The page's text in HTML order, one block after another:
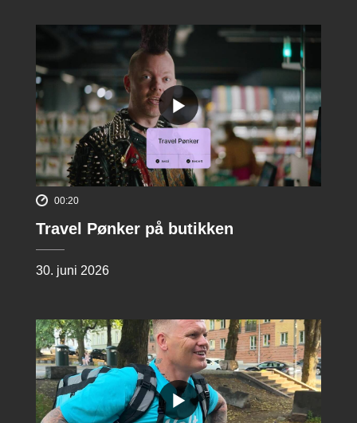
00:20
Travel Pønker på butikken
30. juni 2026